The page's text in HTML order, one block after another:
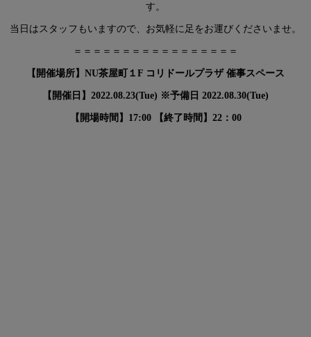
す。
当日はスタッフもいますので、お気軽に足をお運びくださいませ。
＝＝＝＝＝＝＝＝＝＝＝＝＝＝＝＝＝
【開催場所】NU茶屋町１F コリドールプラザ 催事スペース
【開催日】2022.08.23(Tue) ※予備日 2022.08.30(Tue)
【開場時間】17:00 【終了時間】22：00